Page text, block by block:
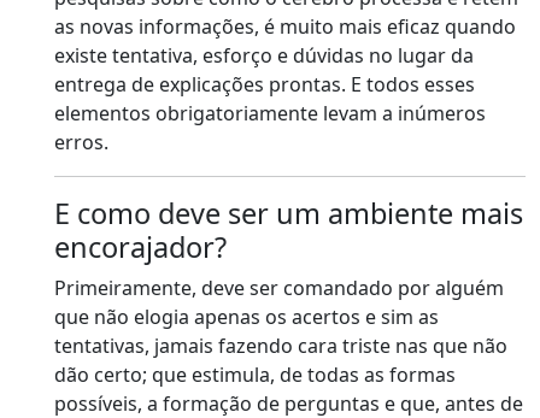
as novas informações, é muito mais eficaz quando
existe tentativa, esforço e dúvidas no lugar da
entrega de explicações prontas. E todos esses
elementos obrigatoriamente levam a inúmeros
erros.
E como deve ser um ambiente mais
encorajador?
Primeiramente, deve ser comandado por alguém
que não elogia apenas os acertos e sim as
tentativas, jamais fazendo cara triste nas que não
dão certo; que estimula, de todas as formas
possíveis, a formação de perguntas e que, antes de